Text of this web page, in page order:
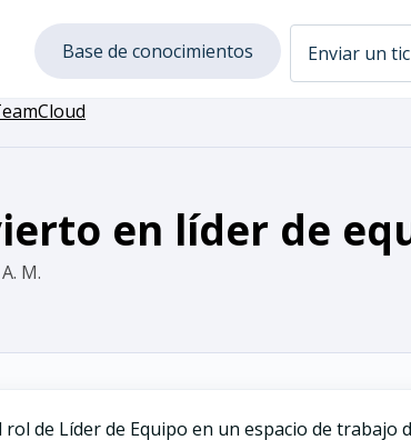
Base de conocimientos Enviar un
en líder de
M.
de Líder de Equipo en un espacio de trabajo